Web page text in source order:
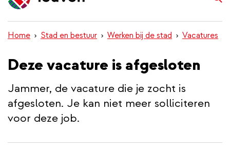
naar
inhoud
gaan
Home Stad en bestuur Werken bij de stad Vacatures
Deze vacature is afgesloten
Jammer, de vacature die je zocht is
afgesloten. Je kan niet meer solliciteren
voor deze job.